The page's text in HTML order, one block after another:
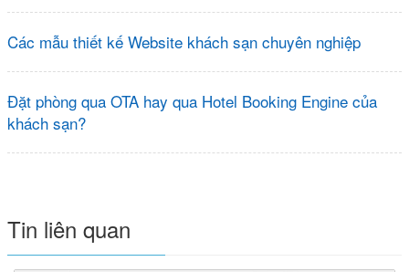
Các mẫu thiết kế Website khách sạn chuyên nghiệp
Đặt phòng qua OTA hay qua Hotel Booking Engine của
khách sạn?
Tin liên quan